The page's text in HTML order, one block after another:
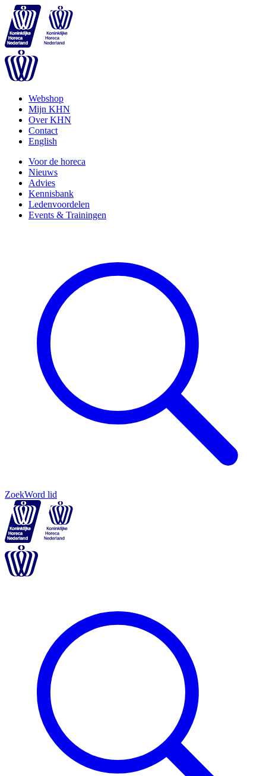
Webshop
Mijn KHN
Over KHN
Contact
English
Voor de horeca
Nieuws
Advies
Kennisbank
Ledenvoordelen
Events & Trainingen
ZoekWord lid